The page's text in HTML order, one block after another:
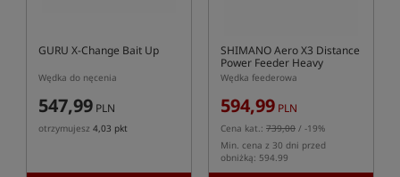
GURU X-Change Bait Up
Wędka do nęcenia
547,99 PLN
otrzymujesz 4,03 pkt
SHIMANO Aero X3 Distance
Power Feeder Heavy
Wędka feederowa
594,99 PLN
Cena kat.: 739,00 / -19%
Min. cena z 30 dni przed
obniżką: 594.99